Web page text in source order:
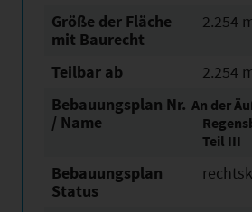
Größe der Fläche
mit Baurecht
2.254
Teilbar ab
2.254
Bebauungsplan Nr.
/ Name
An der
Teil III
Bebauungsplan
Status